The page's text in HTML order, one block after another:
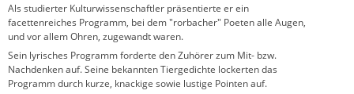
Als studierter Kulturwissenschaftler präsentierte er ein
facettenreiches Programm, bei dem "rorbacher" Poeten alle Augen,
und vor allem Ohren, zugewandt waren.
Sein lyrisches Programm forderte den Zuhörer zum Mit- bzw.
Nachdenken auf. Seine bekannten Tiergedichte lockerten das
Programm durch kurze, knackige sowie lustige Pointen auf.